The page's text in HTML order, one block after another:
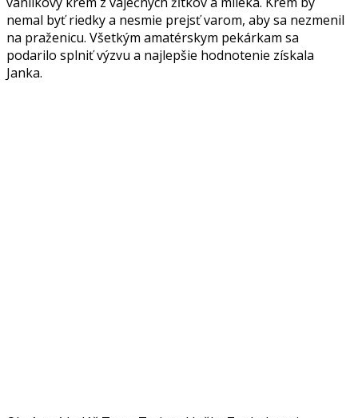
nemal byť riedky a nesmie prejsť varom, aby sa nezmenil
na praženicu. Všetkým amatérskym pekárkam sa
podarilo splniť výzvu a najlepšie hodnotenie získala
Janka.